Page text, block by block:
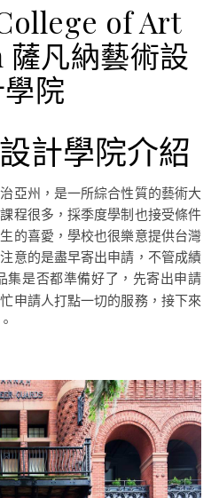
of Art
凡納藝術設
院
計學院介紹
程很多，採季度學制也接受條件
的喜愛，學校也很樂意提供台灣
意的是盡早寄出申請，不管成績
集是否都準備好了，先寄出申請
申請人打點一切的服務，接下來